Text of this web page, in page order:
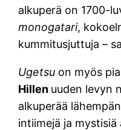
alkuperä on 1700-
monogatari,
kummitusjuttuja –
Ugetsu on myös
Hillen uuden levyn
alkuperää
intiimejä ja mystisiä